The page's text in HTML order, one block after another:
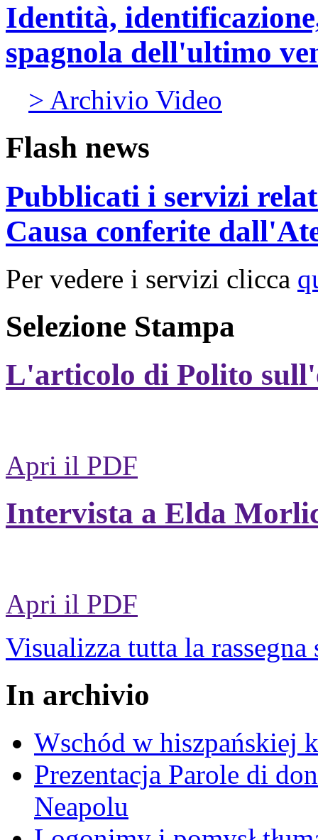
Identità,
spagnola dell'ultimo
> Archivio Video
Flash news
Pubblicati i servizi
Causa conferite
Per vedere i servizi clicca
Selezione Stampa
L'articolo di Polito
Apri il PDF
Intervista a Elda
Apri il PDF
Visualizza tutta la rassegna
In archivio
Wschód w hiszpańskiej
Prezentacja Parole di
Neapolu